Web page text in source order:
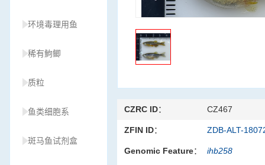
环境毒理用鱼
稀有鮈鲫
质粒
鱼类细胞系
斑马鱼试剂盒
CZRC ID： CZ467
ZFIN ID： ZDB-ALT-
Genomic Feature： ihb258